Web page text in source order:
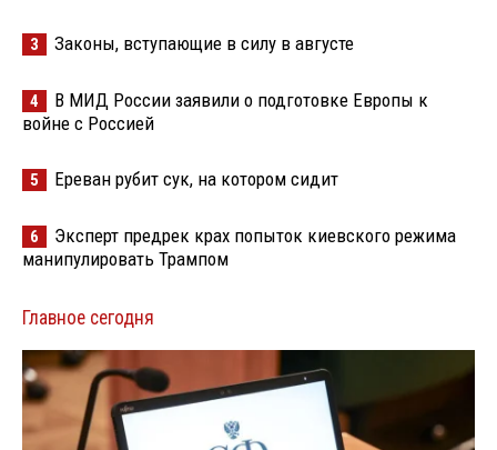
3 Законы, вступающие в силу в августе
4
В МИД России заявили о подготовке Европы к
войне с Россией
5 Ереван рубит сук, на котором сидит
6
Эксперт предрек крах попыток киевского режима
манипулировать Трампом
Главное сегодня